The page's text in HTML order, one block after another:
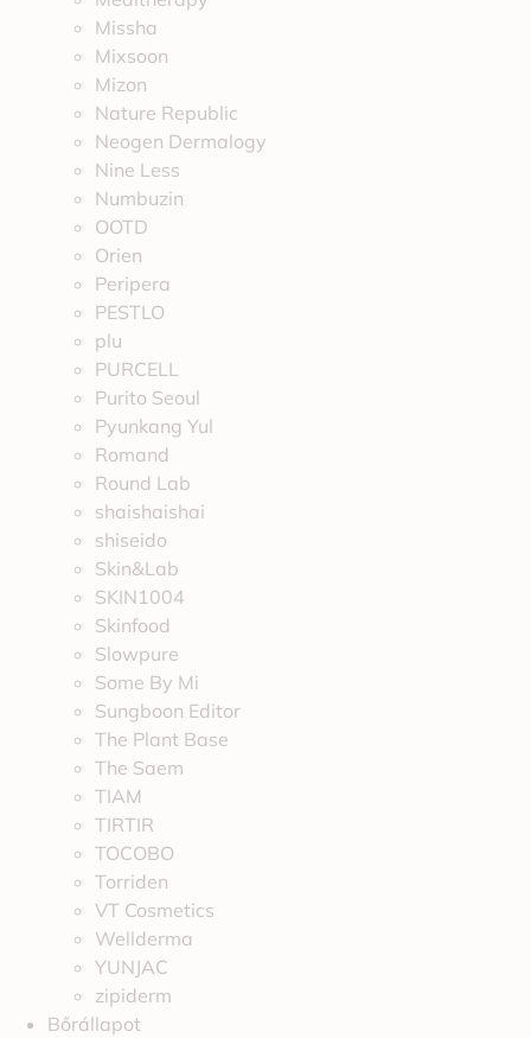
Missha
Mixsoon
Mizon
Nature Republic
Neogen Dermalogy
Nine Less
Numbuzin
OOTD
Orien
Peripera
PESTLO
plu
PURCELL
Purito Seoul
Pyunkang Yul
Romand
Round Lab
shaishaishai
shiseido
Skin&Lab
SKIN1004
Skinfood
Slowpure
Some By Mi
Sungboon Editor
The Plant Base
The Saem
TIAM
TIRTIR
TOCOBO
Torriden
VT Cosmetics
Wellderma
YUNJAC
zipiderm
Bőrállapot